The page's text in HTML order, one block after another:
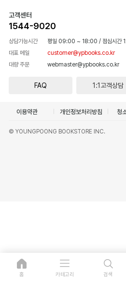
고객센터
1544-9020
상담가능시간 평일 09:00 ~ 18:00 / 점심시간
대표 메일
customer@ypbooks.co.kr
대량 주문
webmaster@ypbooks.co.kr
FAQ 1:1고객상담
이용약관 개인정보처리방침 청
© YOUNGPOONG BOOKSTORE INC.
홈 카테고리 검색